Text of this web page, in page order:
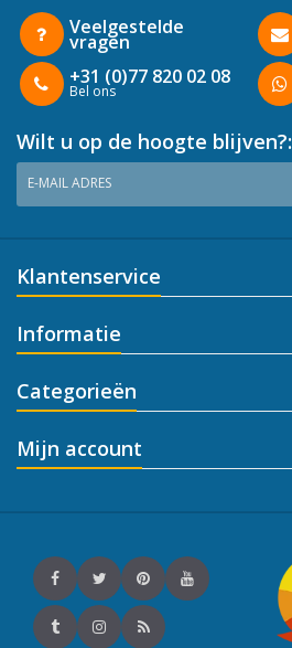
Veelgestelde
vragen
+31 (0)77 820 02 08
Bel ons
Wilt u op de hoogte blijven?:
E-MAIL ADRES
Klantenservice
Informatie
Categorieën
Mijn account